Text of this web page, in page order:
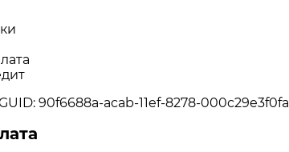
90f6688a-acab-11ef-8278-000c29e3f0fa